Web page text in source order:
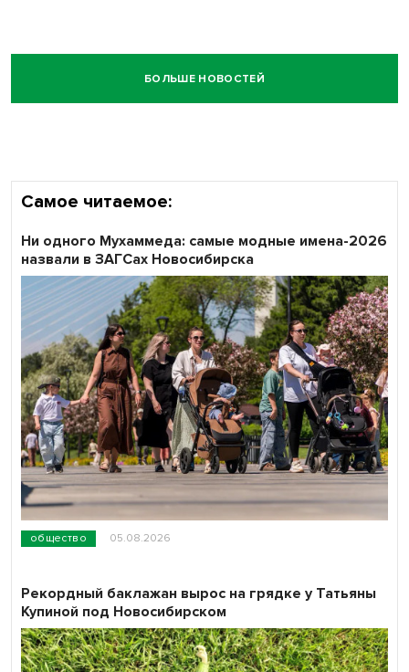
БОЛЬШЕ НОВОСТЕЙ
Самое читаемое:
общество 05.08.2026
Ни одного Мухаммеда: самые модные имена-2026
назвали в ЗАГСах Новосибирска
Рекордный баклажан вырос на грядке у Татьяны
Купиной под Новосибирском